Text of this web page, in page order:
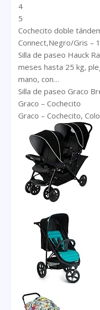
4
5
Cochecito doble
Connect,Negro/Gris –
Silla de paseo Hauck
meses hasta 25 kg,
mano, con…
Silla de paseo Graco
Graco – Cochecito
Graco – Cochecito,